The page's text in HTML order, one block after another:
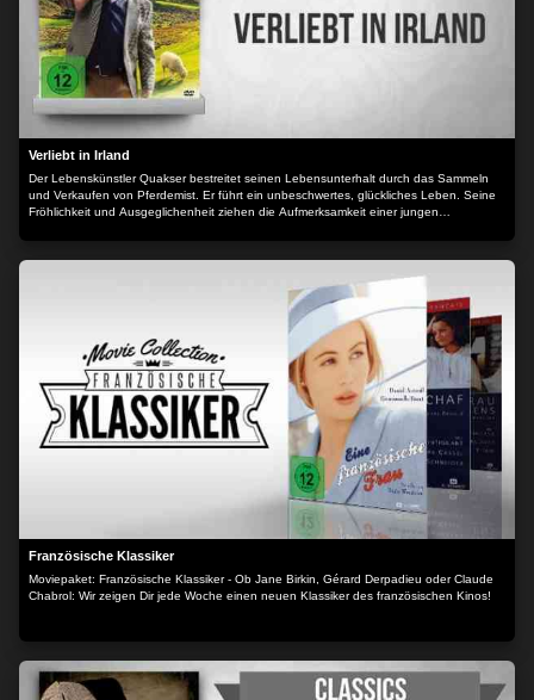
Verliebt in Irland
Der Lebenskünstler Quakser bestreitet seinen Lebensunterhalt durch das Sammeln
und Verkaufen von Pferdemist. Er führt ein unbeschwertes, glückliches Leben. Seine
Fröhlichkeit und Ausgeglichenheit ziehen die Aufmerksamkeit einer jungen
verkompliziert jedoch alles. Die Beziehung droht schließlich an den
grundverschiedenen sozialen Hintergründen und Persönlichkeiten, beider zu
Französische Klassiker
Moviepaket: Französische Klassiker - Ob Jane Birkin, Gérard Derpadieu oder Claude
Chabrol: Wir zeigen Dir jede Woche einen neuen Klassiker des französischen Kinos!